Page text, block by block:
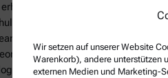
2015 seinen Bachelor-
Esslingen. Seit 2016 arbeitete
für Rheologie bei Anton Paar. Als
war Andreas
Charakterisierung von
Wir setzen auf unserer Website
Warenkorb), andere unterstützen
externen Medien und Marketing-